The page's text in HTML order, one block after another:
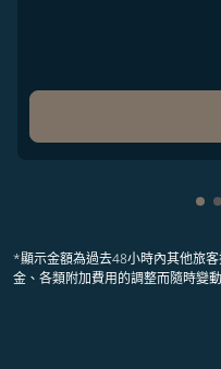
*顯示金額為過去48小時內其他旅
金、各類附加費用的調整而隨時變動